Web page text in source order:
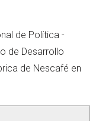
de Política -
de Desarrollo
de Nescafé en